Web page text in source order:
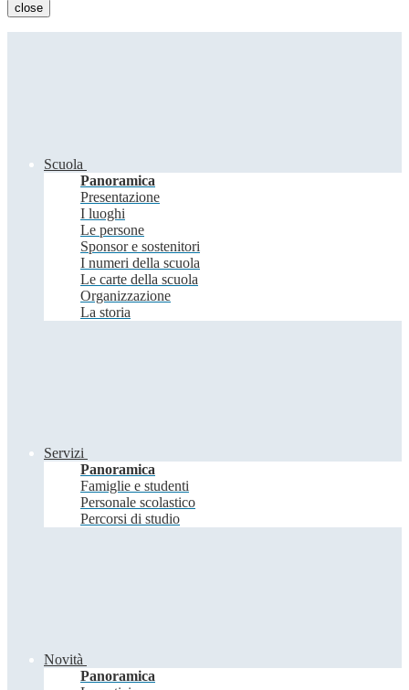
close
Scuola
Panoramica
Presentazione
I luoghi
Le persone
Sponsor e sostenitori
I numeri della scuola
Le carte della scuola
Organizzazione
La storia
Servizi
Panoramica
Famiglie e studenti
Personale scolastico
Percorsi di studio
Novità
Panoramica